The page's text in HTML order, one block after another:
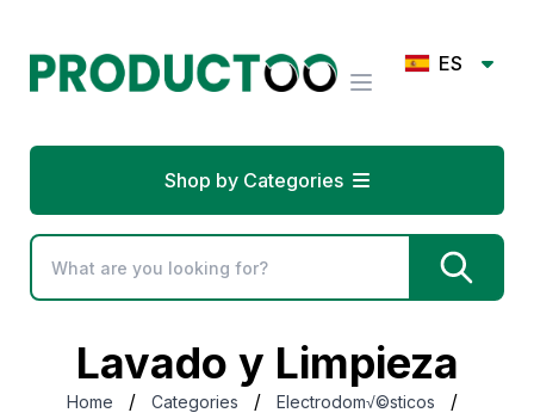
ES
Shop by Categories
Lavado y Limpieza
Home / Categories / Electrodom√©sticos /